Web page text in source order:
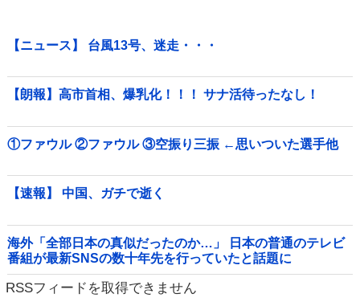
【ニュース】 台風13号、迷走・・・
【朗報】高市首相、爆乳化！！！ サナ活待ったなし！
①ファウル ②ファウル ③空振り三振 ←思いついた選手他
【速報】 中国、ガチで逝く
海外「全部日本の真似だったのか…」 日本の普通のテレビ
番組が最新SNSの数十年先を行っていたと話題に
RSSフィードを取得できません